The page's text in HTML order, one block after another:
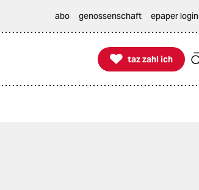
abo genossenschaft epaper login

taz zahl ich
taz zahl ich